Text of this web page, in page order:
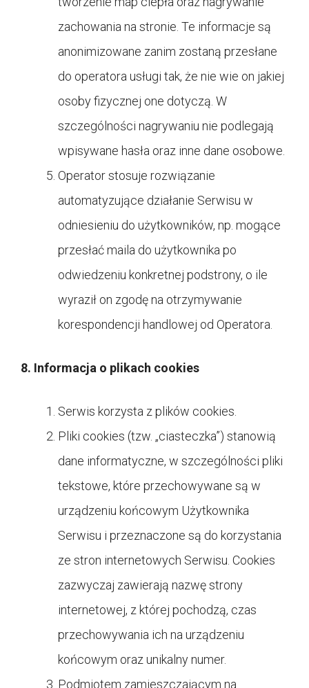
zachowania na stronie. Te informacje są
anonimizowane zanim zostaną przesłane
do operatora usługi tak, że nie wie on jakiej
osoby fizycznej one dotyczą. W
szczególności nagrywaniu nie podlegają
wpisywane hasła oraz inne dane osobowe.
Operator stosuje rozwiązanie
automatyzujące działanie Serwisu w
odniesieniu do użytkowników, np. mogące
przesłać maila do użytkownika po
odwiedzeniu konkretnej podstrony, o ile
wyraził on zgodę na otrzymywanie
korespondencji handlowej od Operatora.
8. Informacja o plikach cookies
Serwis korzysta z plików cookies.
Pliki cookies (tzw. „ciasteczka”) stanowią
dane informatyczne, w szczególności pliki
tekstowe, które przechowywane są w
urządzeniu końcowym Użytkownika
Serwisu i przeznaczone są do korzystania
ze stron internetowych Serwisu. Cookies
zazwyczaj zawierają nazwę strony
internetowej, z której pochodzą, czas
przechowywania ich na urządzeniu
końcowym oraz unikalny numer.
Podmiotem zamieszczającym na